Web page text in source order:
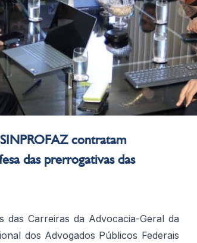
contratam
das prerrogativas das
das Carreiras da Advocacia-Geral da
dos Advogados Públicos Federais